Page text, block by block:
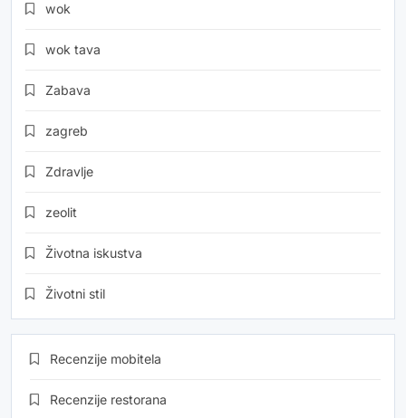
wok
wok tava
Zabava
zagreb
Zdravlje
zeolit
Životna iskustva
Životni stil
Recenzije mobitela
Recenzije restorana